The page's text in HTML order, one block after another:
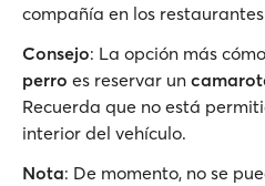
compañía en los
Consejo: La opción más
perro es reservar un
Recuerda que no está
interior del vehículo.
Nota: De momento, no se